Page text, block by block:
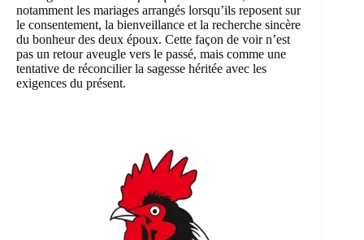
notamment les mariages arrangés lorsqu’ils reposent sur
le consentement, la bienveillance et la recherche sincère
du bonheur des deux époux. Cette façon de voir n’est
pas un retour aveugle vers le passé, mais comme une
tentative de réconcilier la sagesse héritée avec les
exigences du présent.